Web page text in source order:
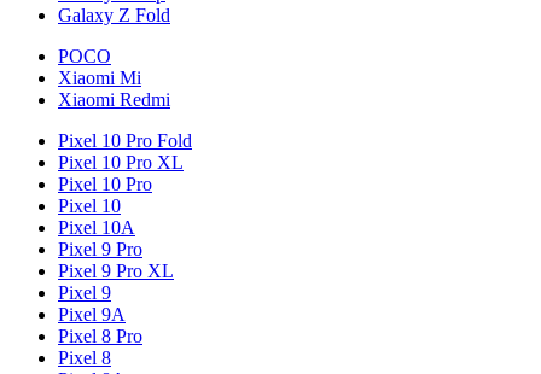
Galaxy Z Fold
POCO
Xiaomi Mi
Xiaomi Redmi
Pixel 10 Pro Fold
Pixel 10 Pro XL
Pixel 10 Pro
Pixel 10
Pixel 10A
Pixel 9 Pro
Pixel 9 Pro XL
Pixel 9
Pixel 9A
Pixel 8 Pro
Pixel 8